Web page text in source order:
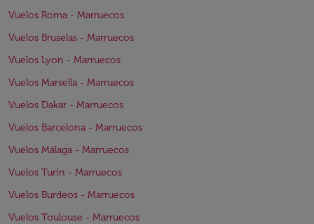
Vuelos Roma - Marruecos
Vuelos Bruselas - Marruecos
Vuelos Lyon - Marruecos
Vuelos Marsella - Marruecos
Vuelos Dakar - Marruecos
Vuelos Barcelona - Marruecos
Vuelos Málaga - Marruecos
Vuelos Turín - Marruecos
Vuelos Burdeos - Marruecos
Vuelos Toulouse - Marruecos